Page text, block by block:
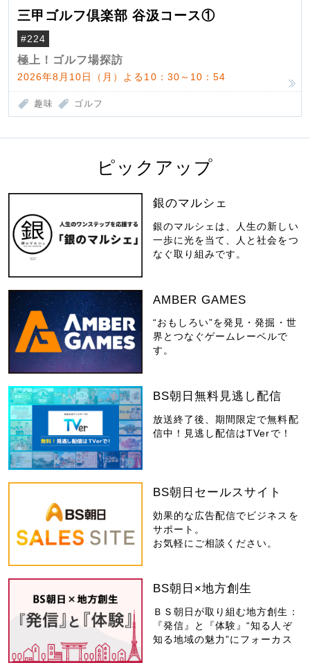
三甲ゴルフ倶楽部 谷汲コース①
#224
極上！ゴルフ場探訪
2026年8月10日（月）よる10：30～10：54
趣味 ゴルフ
ピックアップ
銀のマルシェ
銀のマルシェは、人生の新しい
一歩に光を当て、人と社会をつ
なぐ取り組みです。
AMBER GAMES
“おもしろい”を発見・発掘・世
界とつなぐゲームレーベルで
す。
BS朝日無料見逃し配信
放送終了後、期間限定で無料配
信中！見逃し配信はTVerで！
BS朝日セールスサイト
効果的な広告配信でビジネスを
サポート。
お気軽にご相談ください。
BS朝日×地方創生
ＢＳ朝日が取り組む地方創生：
『発信』と『体験』“知る人ぞ
知る地域の魅力”にフォーカス